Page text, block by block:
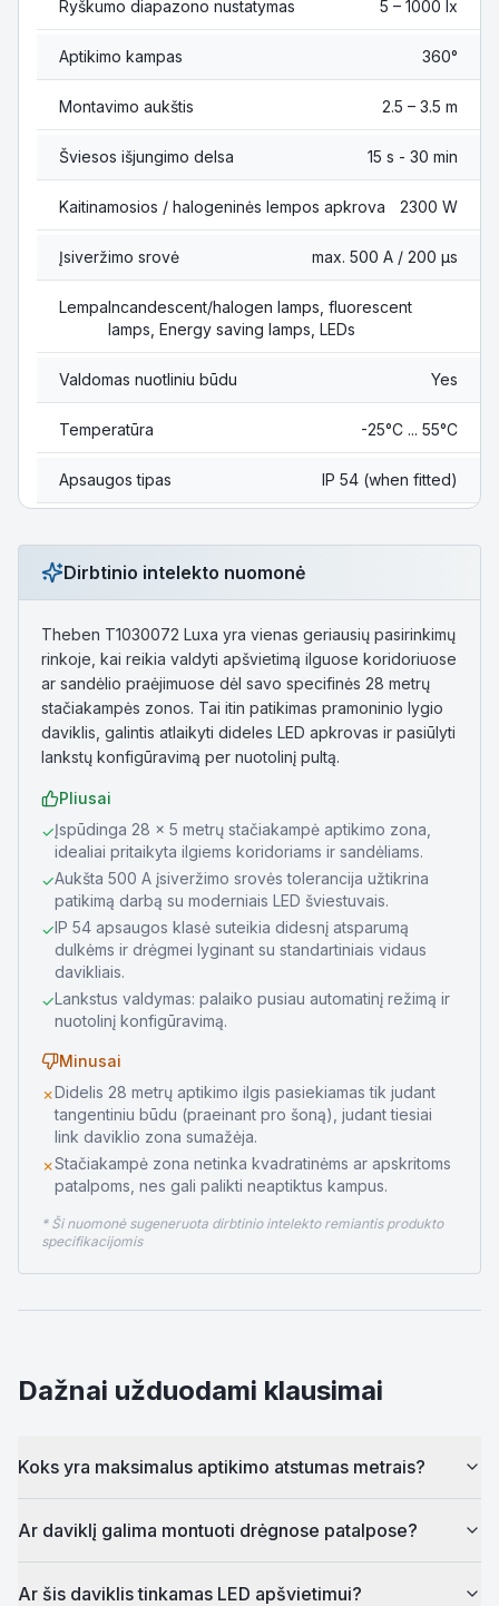
Ryškumo diapazono nustatymas 5 – 1000 lx
Aptikimo kampas 360°
Montavimo aukštis 2.5 – 3.5 m
Šviesos išjungimo delsa 15 s - 30 min
Kaitinamosios / halogeninės lempos apkrova 2300 W
Įsiveržimo srovė max. 500 A / 200 µs
LempaIncandescent/halogen lamps, fluorescent
lamps, Energy saving lamps, LEDs
Valdomas nuotliniu būdu Yes
Temperatūra -25°C ... 55°C
Apsaugos tipas IP 54 (when fitted)
Dirbtinio intelekto nuomonė
Theben T1030072 Luxa yra vienas geriausių pasirinkimų
rinkoje, kai reikia valdyti apšvietimą ilguose koridoriuose
ar sandėlio praėjimuose dėl savo specifinės 28 metrų
stačiakampės zonos. Tai itin patikimas pramoninio lygio
daviklis, galintis atlaikyti dideles LED apkrovas ir pasiūlyti
lankstų konfigūravimą per nuotolinį pultą.
Pliusai
✓Įspūdinga 28 x 5 metrų stačiakampė aptikimo zona,
idealiai pritaikyta ilgiems koridoriams ir sandėliams.
✓Aukšta 500 A įsiveržimo srovės tolerancija užtikrina
patikimą darbą su moderniais LED šviestuvais.
✓IP 54 apsaugos klasė suteikia didesnį atsparumą
dulkėms ir drėgmei lyginant su standartiniais vidaus
davikliais.
✓Lankstus valdymas: palaiko pusiau automatinį režimą ir
nuotolinį konfigūravimą.
Minusai
✗Didelis 28 metrų aptikimo ilgis pasiekiamas tik judant
tangentiniu būdu (praeinant pro šoną), judant tiesiai
link daviklio zona sumažėja.
✗Stačiakampė zona netinka kvadratinėms ar apskritoms
patalpoms, nes gali palikti neaptiktus kampus.
* Ši nuomonė sugeneruota dirbtinio intelekto remiantis produkto
specifikacijomis
Dažnai užduodami klausimai
Koks yra maksimalus aptikimo atstumas metrais?
Ar daviklį galima montuoti drėgnose patalpose?
Ar šis daviklis tinkamas LED apšvietimui?